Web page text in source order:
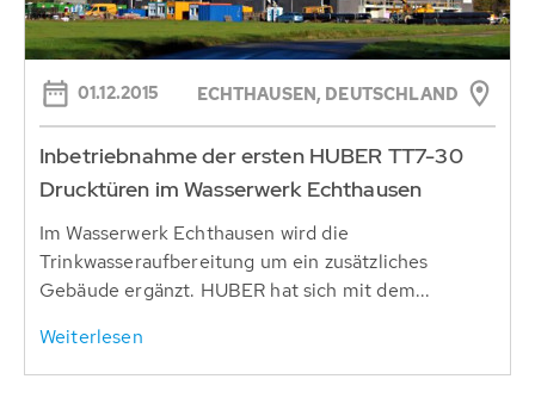
01.12.2015 ECHTHAUSEN, DEUTSCHLAND
Inbetriebnahme der ersten HUBER TT7-30
Drucktüren im Wasserwerk Echthausen
Im Wasserwerk Echthausen wird die
Trinkwasseraufbereitung um ein zusätzliches
Gebäude ergänzt. HUBER hat sich mit dem...
Weiterlesen